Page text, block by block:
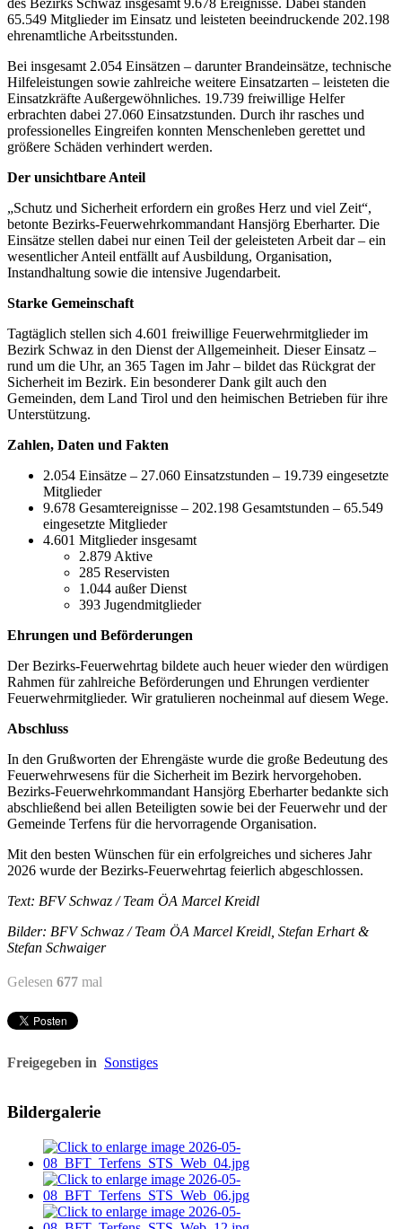
des Bezirks Schwaz insgesamt 9.678 Ereignisse. Dabei standen
65.549 Mitglieder im Einsatz und leisteten beeindruckende 202.198
ehrenamtliche Arbeitsstunden.
Bei insgesamt 2.054 Einsätzen – darunter Brandeinsätze, technische
Hilfeleistungen sowie zahlreiche weitere Einsatzarten – leisteten die
Einsatzkräfte Außergewöhnliches. 19.739 freiwillige Helfer
erbrachten dabei 27.060 Einsatzstunden. Durch ihr rasches und
professionelles Eingreifen konnten Menschenleben gerettet und
größere Schäden verhindert werden.
Der unsichtbare Anteil
„Schutz und Sicherheit erfordern ein großes Herz und viel Zeit“,
betonte Bezirks-Feuerwehrkommandant Hansjörg Eberharter. Die
Einsätze stellen dabei nur einen Teil der geleisteten Arbeit dar – ein
wesentlicher Anteil entfällt auf Ausbildung, Organisation,
Instandhaltung sowie die intensive Jugendarbeit.
Starke Gemeinschaft
Tagtäglich stellen sich 4.601 freiwillige Feuerwehrmitglieder im
Bezirk Schwaz in den Dienst der Allgemeinheit. Dieser Einsatz –
rund um die Uhr, an 365 Tagen im Jahr – bildet das Rückgrat der
Sicherheit im Bezirk. Ein besonderer Dank gilt auch den
Gemeinden, dem Land Tirol und den heimischen Betrieben für ihre
Unterstützung.
Zahlen, Daten und Fakten
2.054 Einsätze – 27.060 Einsatzstunden – 19.739 eingesetzte
Mitglieder
9.678 Gesamtereignisse – 202.198 Gesamtstunden – 65.549
eingesetzte Mitglieder
4.601 Mitglieder insgesamt
2.879 Aktive
285 Reservisten
1.044 außer Dienst
393 Jugendmitglieder
Ehrungen und Beförderungen
Der Bezirks-Feuerwehrtag bildete auch heuer wieder den würdigen
Rahmen für zahlreiche Beförderungen und Ehrungen verdienter
Feuerwehrmitglieder. Wir gratulieren nocheinmal auf diesem Wege.
Abschluss
In den Grußworten der Ehrengäste wurde die große Bedeutung des
Feuerwehrwesens für die Sicherheit im Bezirk hervorgehoben.
Bezirks-Feuerwehrkommandant Hansjörg Eberharter bedankte sich
abschließend bei allen Beteiligten sowie bei der Feuerwehr und der
Gemeinde Terfens für die hervorragende Organisation.
Mit den besten Wünschen für ein erfolgreiches und sicheres Jahr
2026 wurde der Bezirks-Feuerwehrtag feierlich abgeschlossen.
Text: BFV Schwaz / Team ÖA Marcel Kreidl
Bilder: BFV Schwaz / Team ÖA Marcel Kreidl, Stefan Erhart &
Stefan Schwaiger
Gelesen 677 mal
Freigegeben in Sonstiges
Bildergalerie